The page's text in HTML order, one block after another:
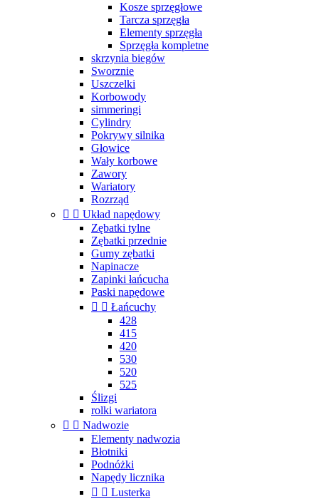
Kosze sprzęgłowe
Tarcza sprzęgła
Elementy sprzęgła
Sprzęgła kompletne
skrzynia biegów
Sworznie
Uszczelki
Korbowody
simmeringi
Cylindry
Pokrywy silnika
Głowice
Wały korbowe
Zawory
Wariatory
Rozrząd
  Układ napędowy
Zębatki tylne
Zębatki przednie
Gumy zębatki
Napinacze
Zapinki łańcucha
Paski napędowe
  Łańcuchy
428
415
420
530
520
525
Ślizgi
rolki wariatora
  Nadwozie
Elementy nadwozia
Błotniki
Podnóżki
Napędy licznika
  Lusterka